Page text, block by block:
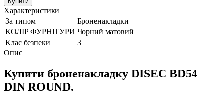
Характеристики
За типом
Броненакладки
КОЛІР ФУРНІТУРИ Чорний матовий
Клас безпеки
3
Опис
Купити броненакладку DISEC BD54
DIN ROUND.